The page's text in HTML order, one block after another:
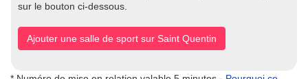
sur le bouton ci-dessous.
Ajouter une salle de sport sur Saint Quentin